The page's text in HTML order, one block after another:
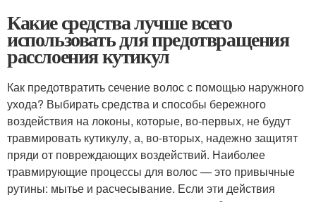
Какие средства лучше всего
использовать для предотвращения
расслоения кутикул
Как предотвратить сечение волос с помощью наружного
ухода? Выбирать средства и способы бережного
воздействия на локоны, которые, во-первых, не будут
травмировать кутикулу, а, во-вторых, надежно защитят
пряди от повреждающих воздействий. Наиболее
травмирующие процессы для волос — это привычные
рутины: мытье и расчесывание. Если эти действия